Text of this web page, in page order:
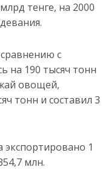
тенге, на 2000
с
на 190 тысяч тонн
овощей,
тонн и составил 3
экспортировано 1
млн.